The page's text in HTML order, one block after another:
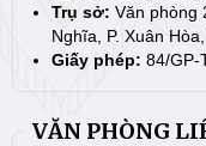
Trụ sở: Văn phòng
Nghĩa, P. Xuân
Giấy phép: 84/GP-
VĂN PHÒNG